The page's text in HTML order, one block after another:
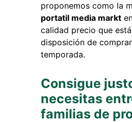
proponemos como la
portatil media markt
calidad precio que
disposición de
temporada.
Consigue
necesitas
familias de